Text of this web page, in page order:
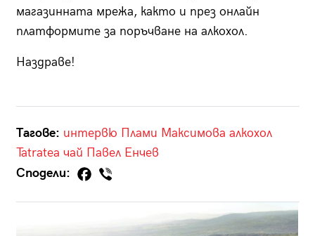
магазинната мрежа, както и през онлайн
платформите за поръчване на алкохол.
Наздраве!
Тагове: интервю Плами Максимова алкохол
Tatratea чай Павел Енчев
Сподели: